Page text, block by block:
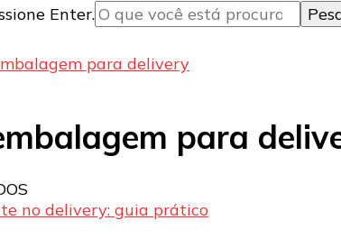
Enter.
para delivery
para